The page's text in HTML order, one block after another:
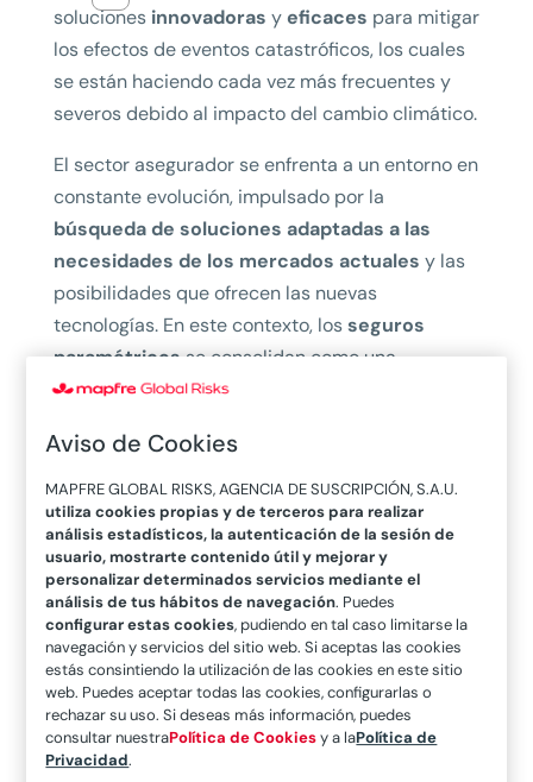
soluciones innovadoras yeficaces para mitigar
los efectos de eventos catastróficos, los cuales
se están haciendo cada vez más frecuentes y
severos debido al impacto del cambio climático.
El sector asegurador se enfrenta a un entorno en
constante evolución, impulsado por la
búsqueda de soluciones adaptadas a las
necesidades de los mercados actuales y las
posibilidades que ofrecen las nuevas
tecnologías. En este contexto, losseguros
paramétricosse consolidan como una
herramienta clave para la
la contratación hasta la liquidación de
siniestros.
¿Qué son los seguros
paramétricos?
Los seguros paramétricos, o basados en índices,
cubren la probabilidad de que ocurra un evento
predefinido,basando la compensación
económica en la verificación de parámetros
objetivos.
Aviso de Cookies
MAPFRE GLOBAL RISKS, AGENCIA DE SUSCRIPCIÓN, S.A.U.
utiliza cookies propias y de terceros para realizar
análisis estadísticos, la autenticación de la sesión de
usuario, mostrarte contenido útil y mejorar y
personalizar determinados servicios mediante el
análisis de tus hábitos de navegación. Puedes
configurar estas cookies, pudiendo en tal caso limitarse la
navegación y servicios del sitio web. Si aceptas las cookies
estás consintiendo la utilización de las cookies en este sitio
web. Puedes aceptar todas las cookies, configurarlas o
rechazar su uso. Si deseas más información, puedes
consultar nuestraPolítica de Cookiesy a laPolítica de
Privacidad.